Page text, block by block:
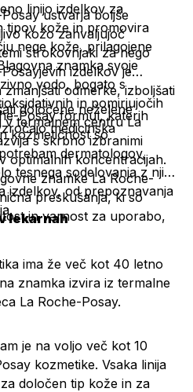
linijo izdelkov za
tipov kože in promovira
nege kože, prilagojene
znamka svoje
vodo, bogato s
in pomirjujočih
v termalnem centru La
s skrbno izbranimi
optimalnih koncentracijah.
znamke La Roche-
preskušanja, ki so
in varnost za uporabo,
ustvarja boljše
kožo zahvaljujoč
strokovnjaki za nego
izdelkov je
odmerke, izboljšati
določene neželene
medicinska
Posay formul, katerih
kozmetičnost so
dermatologov,
tesnega sodelovanja z njimi
izdelkov, od prepoznavanja
lekarnah
ima že več kot 40 letno
znamka izvira iz termalne
La Roche-Posay.
je na voljo več kot 10
kozmetike. Vsaka linija
določen tip kože in za